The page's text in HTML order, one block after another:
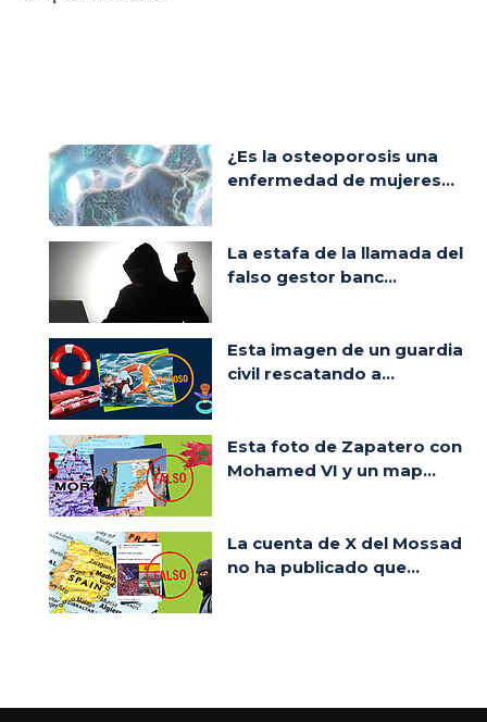
¿Es la osteoporosis una
enfermedad de mujeres...
La estafa de la llamada del
falso gestor banc...
Esta imagen de un guardia
civil rescatando a...
Esta foto de Zapatero con
Mohamed VI y un map...
La cuenta de X del Mossad
no ha publicado que...